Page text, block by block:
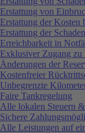
Erstattung von
Erstattung der Kosten
Erstattung der
Erreichbarkeit in
Exklusiver Zugang
Änderungen der
Kostenfreier
Unbegrenzte
Faire Tankregelung
Alle lokalen Steuern
Sichere
Alle Leistungen auf